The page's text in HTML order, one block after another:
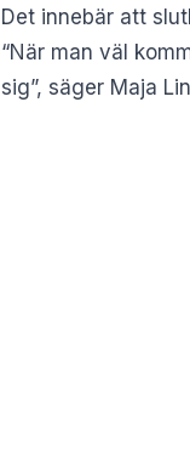
Det innebär att
“När man väl
sig”, säger Maja